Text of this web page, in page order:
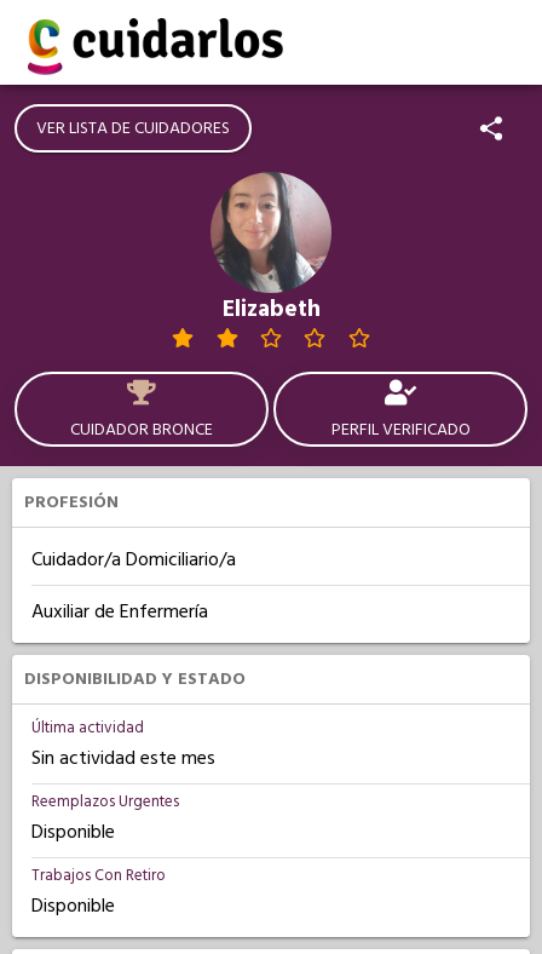
VER LISTA DE CUIDADORES
Elizabeth
CUIDADOR BRONCE PERFIL VERIFICADO
PROFESIÓN
Cuidador/a Domiciliario/a
Auxiliar de Enfermería
DISPONIBILIDAD Y ESTADO
Última actividad
Sin actividad este mes
Reemplazos Urgentes
Disponible
Trabajos Con Retiro
Disponible